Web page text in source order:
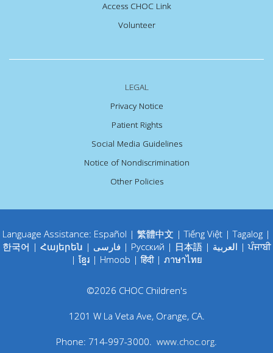
Access CHOC Link
Volunteer
LEGAL
Privacy Notice
Patient Rights
Social Media Guidelines
Notice of Nondiscrimination
Other Policies
Language Assistance: Español | 繁體中文 |Tiếng Việt |Tagalog |
한국어 | Հայերեն | فارسی| Русский | 日本語| العربية |ਪੰਜਾਬੀ
| ខ្មែរ | Hmoob |हिंदी| ภาษาไทย
©2026 CHOC Children's
1201 W La Veta Ave, Orange, CA.
Phone: 714-997-3000. www.choc.org.